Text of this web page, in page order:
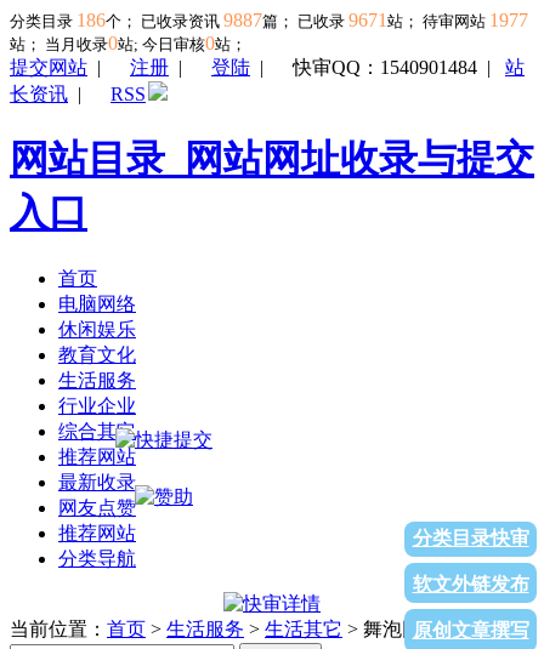
分类目录 186个； 已收录资讯 9887篇； 已收录 9671 站； 待审网站 1977
站； 当月收录0站; 今日审核0站；
提交网站 | 注册 | 登陆 |快审QQ：1540901484 | 站
长资讯 | RSS
网站目录_网站网址收录与提交
入口
首页
电脑网络
休闲娱乐
教育文化
生活服务
行业企业
综合其它
推荐网站
最新收录
网友点赞
推荐网站
分类导航
分类目录快审
软文外链发布
原创文章撰写
当前位置： 首页 > 生活服务 > 生活其它 > 舞泡网